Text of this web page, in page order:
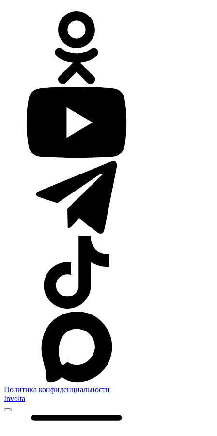
Политика конфиденциальности
Involta